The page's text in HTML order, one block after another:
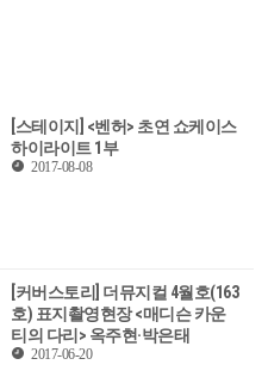
[스테이지] <벤허> 초연 쇼케이스
하이라이트 1부
2017-08-08
[커버스토리] 더뮤지컬 4월호(163
호) 표지촬영현장 <매디슨 카운
티의 다리> 옥주현·박은태
2017-06-20